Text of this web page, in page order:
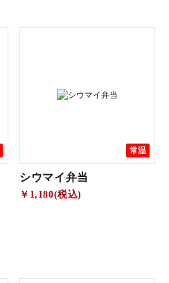
常温
シウマイ弁当
￥1,180(税込)